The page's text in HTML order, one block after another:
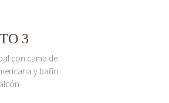
3
con cama de
y baño